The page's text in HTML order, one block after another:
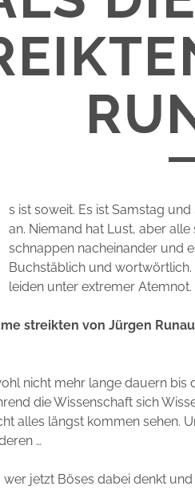
s ist soweit. Es ist Samstag
an. Niemand hat Lust, aber
schnappen nacheinander und
Buchstäblich und wortwörtlich.
leiden unter extremer Atemnot.
streikten von Jürgen
nicht mehr lange dauern bis
die Wissenschaft sich
alles längst kommen sehen.
…
wer jetzt Böses dabei denkt